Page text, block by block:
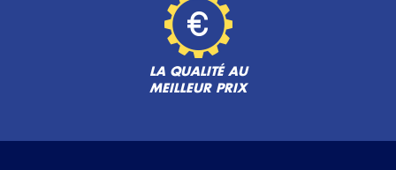
LA QUALITÉ AU
MEILLEUR PRIX